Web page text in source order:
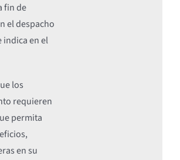
fin de
el despacho
indica en el
los
requieren
permita
en su